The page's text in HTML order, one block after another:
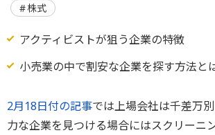
株式
アクティビストが狙う企業の特徴
小売業の中で割安な企業を探す方法と
2月18日付の記事では上場会社は千差万
力な企業を見つける場合にはスクリーニ